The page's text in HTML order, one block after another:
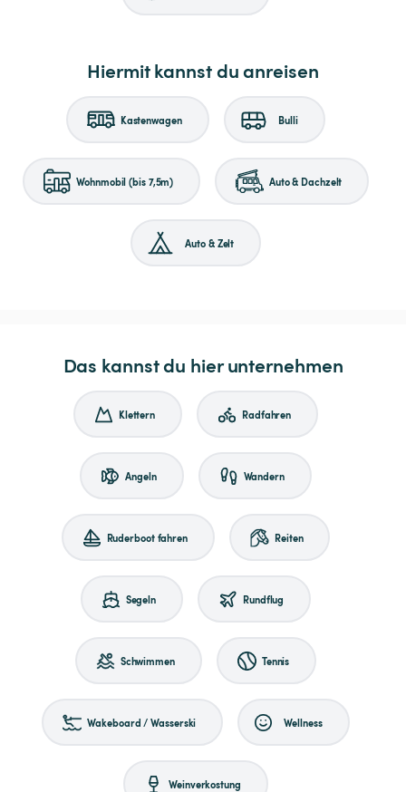
Hiermit kannst du anreisen
Kastenwagen Bulli
Wohnmobil (bis 7,5m) Auto & Dachzelt
Auto & Zelt
Das kannst du hier unternehmen
Klettern Radfahren
Angeln Wandern
Ruderboot fahren Reiten
Segeln Rundflug
Schwimmen Tennis
Wakeboard / Wasserski Wellness
Weinverkostung